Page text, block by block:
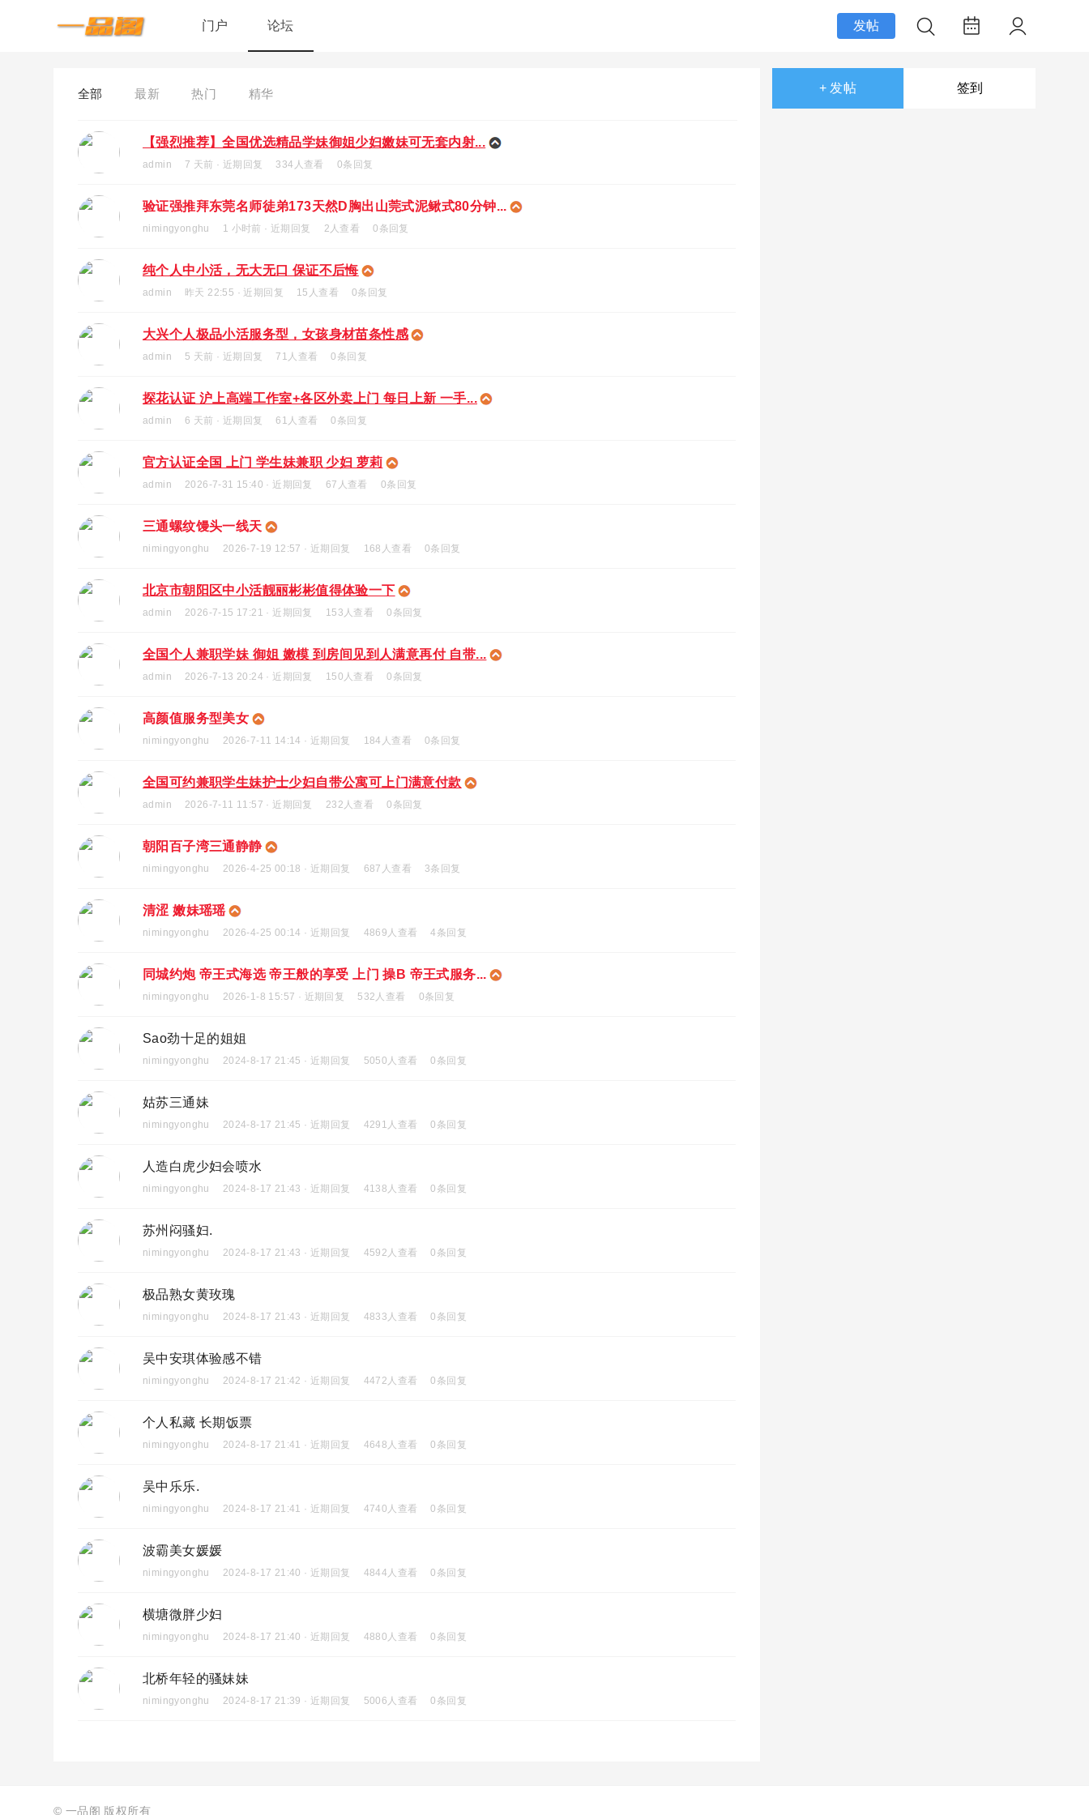
门户 论坛 发帖
全部 最新 热门 精华
【强烈推荐】全国优选精品学妹御姐少妇嫩妹可无套内射...
admin 7 天前 · 近期回复 334人查看 0条回复
验证强推拜东莞名师徒弟173天然D胸出山莞式泥鳅式80分钟...
nimingyonghu 1 小时前 · 近期回复 2人查看 0条回复
纯个人中小活，无大无口 保证不后悔
admin 昨天 22:55 · 近期回复 15人查看 0条回复
大兴个人极品小活服务型，女孩身材苗条性感
admin 5 天前 · 近期回复 71人查看 0条回复
探花认证 沪上高端工作室+各区外卖上门 每日上新 一手...
admin 6 天前 · 近期回复 61人查看 0条回复
官方认证全国 上门 学生妹兼职 少妇 萝莉
admin 2026-7-31 15:40 · 近期回复 67人查看 0条回复
三通螺纹馒头一线天
nimingyonghu 2026-7-19 12:57 · 近期回复 168人查看 0条回复
北京市朝阳区中小活靓丽彬彬值得体验一下
admin 2026-7-15 17:21 · 近期回复 153人查看 0条回复
全国个人兼职学妹 御姐 嫩模 到房间见到人满意再付 自带...
admin 2026-7-13 20:24 · 近期回复 150人查看 0条回复
高颜值服务型美女
nimingyonghu 2026-7-11 14:14 · 近期回复 184人查看 0条回复
全国可约兼职学生妹护士少妇自带公寓可上门满意付款
admin 2026-7-11 11:57 · 近期回复 232人查看 0条回复
朝阳百子湾三通静静
nimingyonghu 2026-4-25 00:18 · 近期回复 687人查看 3条回复
清涩 嫩妹瑶瑶
nimingyonghu 2026-4-25 00:14 · 近期回复 4869人查看 4条回复
同城约炮 帝王式海选 帝王般的享受 上门 操B 帝王式服务...
nimingyonghu 2026-1-8 15:57 · 近期回复 532人查看 0条回复
Sao劲十足的姐姐
nimingyonghu 2024-8-17 21:45 · 近期回复 5050人查看 0条回复
姑苏三通妹
nimingyonghu 2024-8-17 21:45 · 近期回复 4291人查看 0条回复
人造白虎少妇会喷水
nimingyonghu 2024-8-17 21:43 · 近期回复 4138人查看 0条回复
苏州闷骚妇.
nimingyonghu 2024-8-17 21:43 · 近期回复 4592人查看 0条回复
极品熟女黄玫瑰
nimingyonghu 2024-8-17 21:43 · 近期回复 4833人查看 0条回复
吴中安琪体验感不错
nimingyonghu 2024-8-17 21:42 · 近期回复 4472人查看 0条回复
个人私藏 长期饭票
nimingyonghu 2024-8-17 21:41 · 近期回复 4648人查看 0条回复
吴中乐乐.
nimingyonghu 2024-8-17 21:41 · 近期回复 4740人查看 0条回复
波霸美女媛媛
nimingyonghu 2024-8-17 21:40 · 近期回复 4844人查看 0条回复
横塘微胖少妇
nimingyonghu 2024-8-17 21:40 · 近期回复 4880人查看 0条回复
北桥年轻的骚妹妹
nimingyonghu 2024-8-17 21:39 · 近期回复 5006人查看 0条回复
+ 发帖 签到
© 一品阁 版权所有